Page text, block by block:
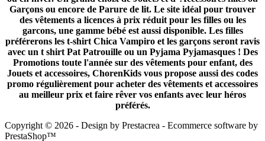
Garçons ou encore de Parure de lit. Le site idéal pour trouver
des vêtements a licences à prix réduit pour les filles ou les
garcons, une gamme bébé est aussi disponible. Les filles
préférerons les t-shirt Chica Vampiro et les garçons seront ravis
avec un t shirt Pat Patrouille ou un Pyjama Pyjamasques ! Des
Promotions toute l'année sur des vêtements pour enfant, des
Jouets et accessoires, ChorenKids vous propose aussi des codes
promo régulièrement pour acheter des vêtements et accessoires
au meilleur prix et faire rêver vos enfants avec leur héros
préférés.
Copyright © 2026 - Design by Prestacrea - Ecommerce software by
PrestaShop™